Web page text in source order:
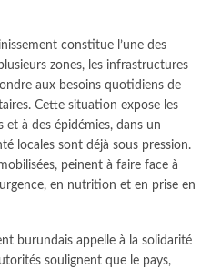
constitue l’une des
zones, les infrastructures
aux besoins quotidiens de
Cette situation expose les
et à des épidémies, dans un
locales sont déjà sous pression.
peinent à faire face à
en nutrition et en prise en
burundais appelle à la solidarité
soulignent que le pays,